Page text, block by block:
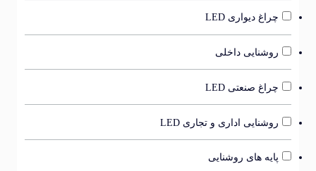
چراغ دیواری LED
روشنایی داخلی
چراغ صنعتی LED
روشنایی اداری و تجاری LED
پایه های روشنایی